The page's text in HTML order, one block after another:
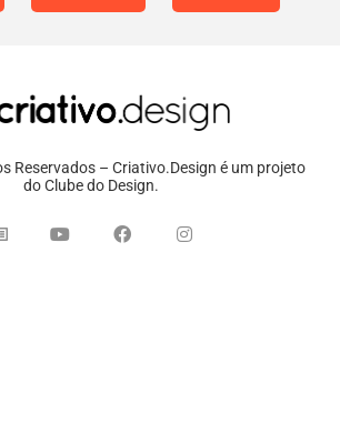
Reservados – Criativo.Design é um projeto
do Clube do Design.